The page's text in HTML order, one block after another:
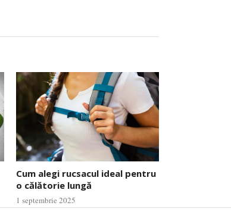
Cum alegi rucsacul ideal pentru
o călătorie lungă
1 septembrie 2025